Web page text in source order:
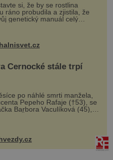
si, že by se rostlina
ráno probudila a zjistila, že
genetický manuál celý
Černocké stále trpí
po náhlé smrti manžela,
Pepeho Rafaje (†53), se
Barbora Vaculíková (45),
Černocké (75), poprvé
Na sociální síti
že se snaží fung...